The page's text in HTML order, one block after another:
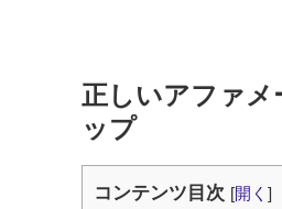
正しいアファメ
ップ
コンテンツ目次 [開く ]